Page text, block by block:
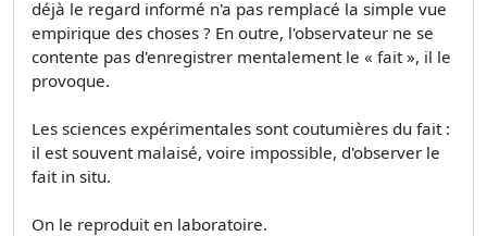
déjà le regard informé n'a pas remplacé la simple vue
empirique des choses ? En outre, l'observateur ne se
contente pas d'enregistrer mentalement le « fait », il le
provoque.
Les sciences expérimentales sont coutumières du fait :
il est souvent malaisé, voire impossible, d'observer le
fait in situ.
On le reproduit en laboratoire.